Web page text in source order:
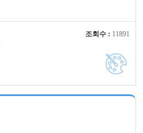
조회수 : 11891